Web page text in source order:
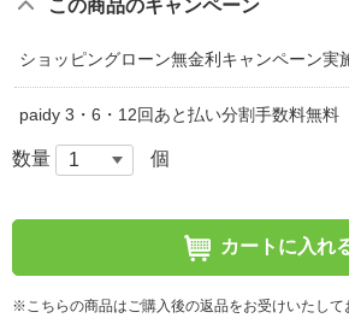
この商品のキャンペーン
ショッピングローン無金利キャンペーン実
paidy 3・6・12回あと払い分割手数料無料
数量 個
カートに入れ
※こちらの商品はご購入後の返品をお受けいたして